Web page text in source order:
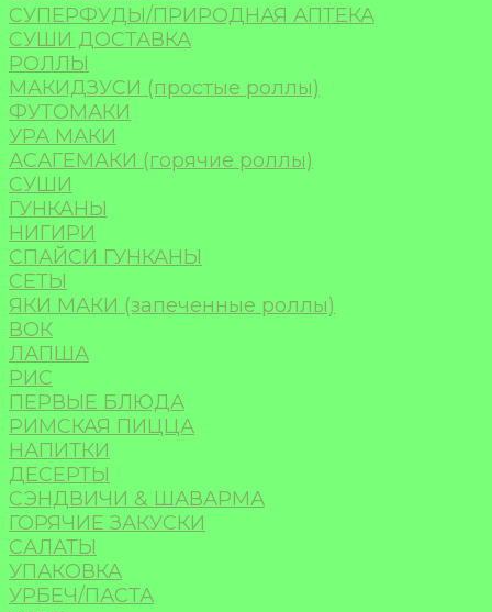
СУПЕРФУДЫ/ПРИРОДНАЯ АПТЕКА
СУШИ ДОСТАВКА
РОЛЛЫ
МАКИДЗУСИ (простые роллы)
ФУТОМАКИ
УРА МАКИ
АСАГЕМАКИ (горячие роллы)
СУШИ
ГУНКАНЫ
НИГИРИ
СПАЙСИ ГУНКАНЫ
СЕТЫ
ЯКИ МАКИ (запеченные роллы)
ВОК
ЛАПША
РИС
ПЕРВЫЕ БЛЮДА
РИМСКАЯ ПИЦЦА
НАПИТКИ
ДЕСЕРТЫ
СЭНДВИЧИ & ШАВАРМА
ГОРЯЧИЕ ЗАКУСКИ
САЛАТЫ
УПАКОВКА
УРБЕЧ/ПАСТА